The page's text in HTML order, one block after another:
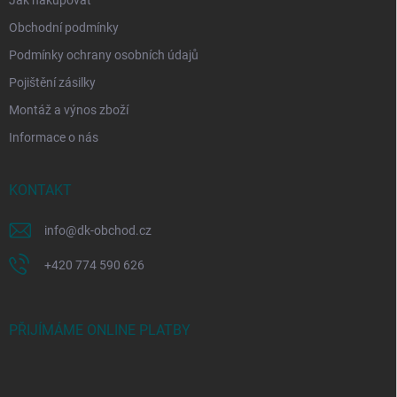
Obchodní podmínky
Podmínky ochrany osobních údajů
Pojištění zásilky
Montáž a výnos zboží
Informace o nás
KONTAKT
info@dk-obchod.cz
+420 774 590 626
PŘIJÍMÁME ONLINE PLATBY